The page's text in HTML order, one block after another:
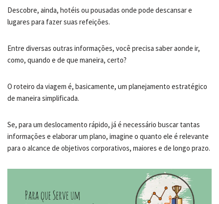
Descobre, ainda, hotéis ou pousadas onde pode descansar e
lugares para fazer suas refeições.
Entre diversas outras informações, você precisa saber aonde ir,
como, quando e de que maneira, certo?
O roteiro da viagem é, basicamente, um planejamento estratégico
de maneira simplificada.
Se, para um deslocamento rápido, já é necessário buscar tantas
informações e elaborar um plano, imagine o quanto ele é relevante
para o alcance de objetivos corporativos, maiores e de longo prazo.